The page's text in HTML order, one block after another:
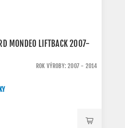
MONDEO LIFTBACK 2007-
ROK VÝROBY: 2007 - 2014